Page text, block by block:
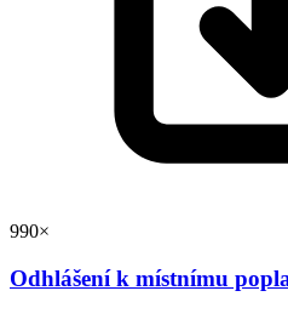
990×
Odhlášení k místnímu